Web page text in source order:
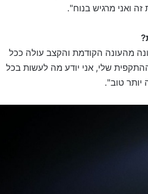
ואני מרגיש בנוח".
מהעונה הקודמת והקצב עולה ככל
שלי, אני יודע מה לעשות בכל
יותר טוב".